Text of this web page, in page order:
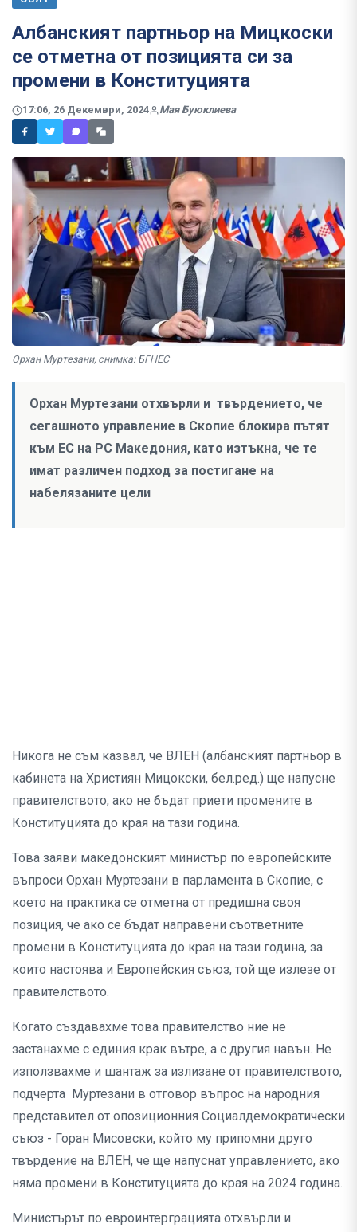
Албанският партньор на Мицкоски
се отметна от позицията си за
промени в Конституцията
17:06, 26 Декември, 2024 Мая Буюклиева
Орхан Муртезани, снимка: БГНЕС
Орхан Муртезани отхвърли и твърдението, че
сегашното управление в Скопие блокира пътят
към ЕС на РС Македония, като изтъкна, че те
имат различен подход за постигане на
набелязаните цели
Никога не съм казвал, че ВЛЕН (албанският партньор в
кабинета на Християн Мицокски, бел.ред.) ще напусне
правителството, ако не бъдат приети промените в
Конституцията до края на тази година.
Това заяви македонският министър по европейските
въпроси Орхан Муртезани в парламента в Скопие, с
което на практика се отметна от предишна своя
позиция, че ако се бъдат направени съответните
промени в Конституцията до края на тази година, за
които настоява и Европейския съюз, той ще излезе от
правителството.
Когато създавахме това правителство ние не
застанахме с единия крак вътре, а с другия навън. Не
използвахме и шантаж за излизане от правителството,
подчерта Муртезани в отговор въпрос на народния
представител от опозиционния Социалдемократически
съюз - Горан Мисовски, който му припомни друго
твърдение на ВЛЕН, че ще напуснат управлението, ако
няма промени в Конституцията до края на 2024 година.
Министърът по евроинтерграцията отхвърли и